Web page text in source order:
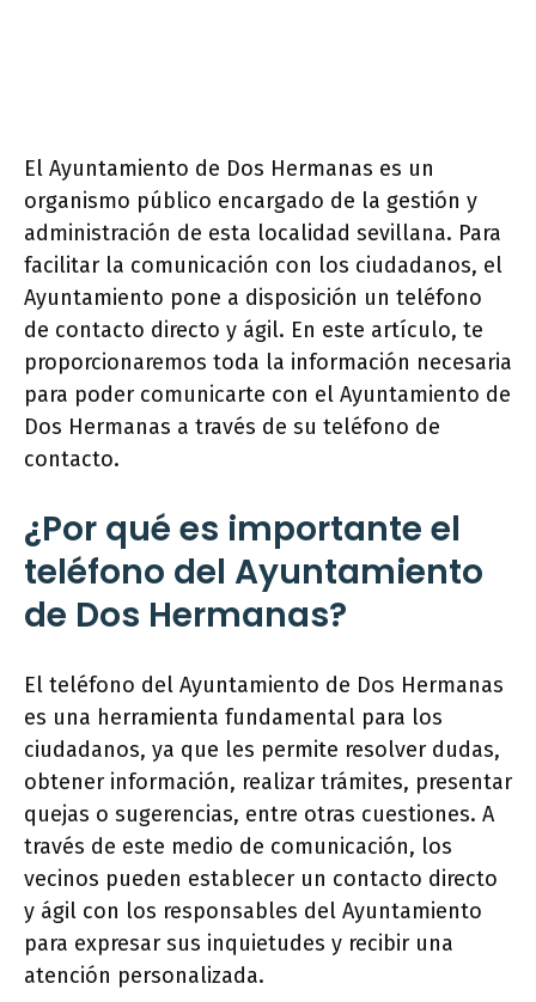
El Ayuntamiento de Dos Hermanas es un
organismo público encargado de la gestión y
administración de esta localidad sevillana. Para
facilitar la comunicación con los ciudadanos, el
Ayuntamiento pone a disposición un teléfono
de contacto directo y ágil. En este artículo, te
proporcionaremos toda la información necesaria
para poder comunicarte con el Ayuntamiento de
Dos Hermanas a través de su teléfono de
contacto.
¿Por qué es importante el
teléfono del Ayuntamiento
de Dos Hermanas?
El teléfono del Ayuntamiento de Dos Hermanas
es una herramienta fundamental para los
ciudadanos, ya que les permite resolver dudas,
obtener información, realizar trámites, presentar
quejas o sugerencias, entre otras cuestiones. A
través de este medio de comunicación, los
vecinos pueden establecer un contacto directo
y ágil con los responsables del Ayuntamiento
para expresar sus inquietudes y recibir una
atención personalizada.